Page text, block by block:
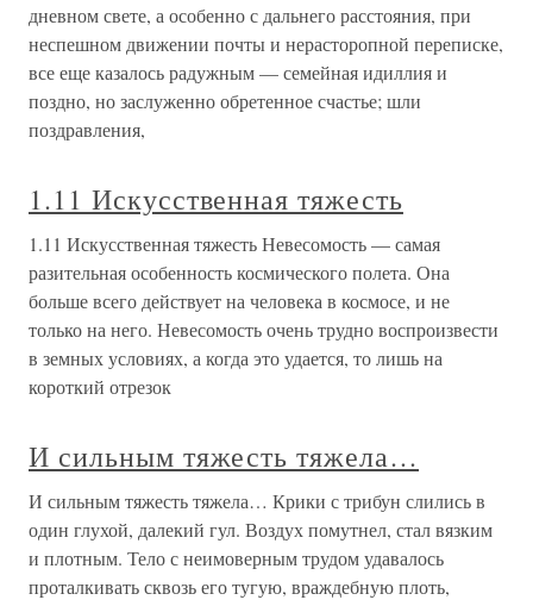
дневном свете, а особенно с дальнего расстояния, при
неспешном движении почты и нерасторопной переписке,
все еще казалось радужным — семейная идиллия и
поздно, но заслуженно обретенное счастье; шли
поздравления,
1.11 Искусственная тяжесть
1.11 Искусственная тяжесть Невесомость — самая
разительная особенность космического полета. Она
больше всего действует на человека в космосе, и не
только на него. Невесомость очень трудно воспроизвести
в земных условиях, а когда это удается, то лишь на
короткий отрезок
И сильным тяжесть тяжела…
И сильным тяжесть тяжела… Крики с трибун слились в
один глухой, далекий гул. Воздух помутнел, стал вязким
и плотным. Тело с неимоверным трудом удавалось
проталкивать сквозь его тугую, враждебную плоть,